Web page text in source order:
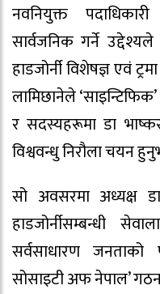
नवनियुक्त
सार्वजनिक गर्ने
हाडजोर्नी विशेषज्ञ एवं
लामिछानेले
र सदस्यहरूमा डा
विश्ववन्धु निरौला चयन
सो अवसरमा अध्यक्ष
हाडजोर्नीसम्बन्धी
सर्वसाधारण जनताको
सोसाइटी अफ नेपाल’ गठन